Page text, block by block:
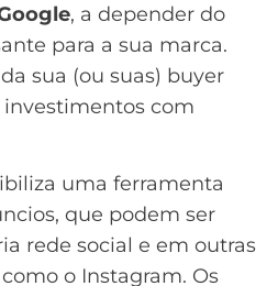
, a depender do
para a sua marca.
sua (ou suas) buyer
investimentos com
uma ferramenta
que podem ser
rede social e em outras
o Instagram. Os